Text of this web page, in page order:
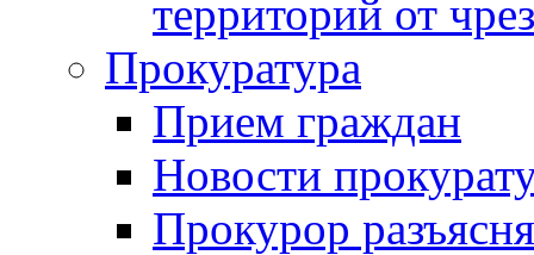
территорий от
Прокуратура
Прием граждан
Новости
Прокурор